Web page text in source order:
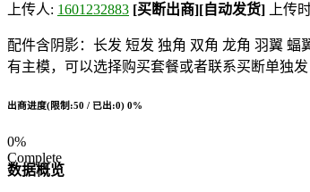
上传人: 1601232883 [买断出商][自动发货] 上传
配件含阴影：长发 短发 独角 双角 龙角 羽翼 蝠
有主模，可以选择购买套餐或者联系买断单独发
出商进度(限制:50 / 已出:0) 0%
0%
Complete
数据概览